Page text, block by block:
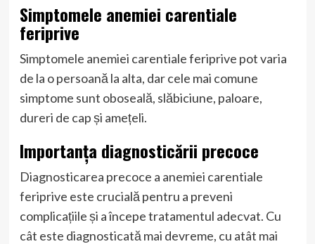
Simptomele anemiei carentiale
feriprive
Simptomele anemiei carentiale feriprive pot varia
de la o persoană la alta, dar cele mai comune
simptome sunt oboseală, slăbiciune, paloare,
dureri de cap și amețeli.
Importanța diagnosticării precoce
Diagnosticarea precoce a anemiei carentiale
feriprive este crucială pentru a preveni
complicațiile și a începe tratamentul adecvat. Cu
cât este diagnosticată mai devreme, cu atât mai